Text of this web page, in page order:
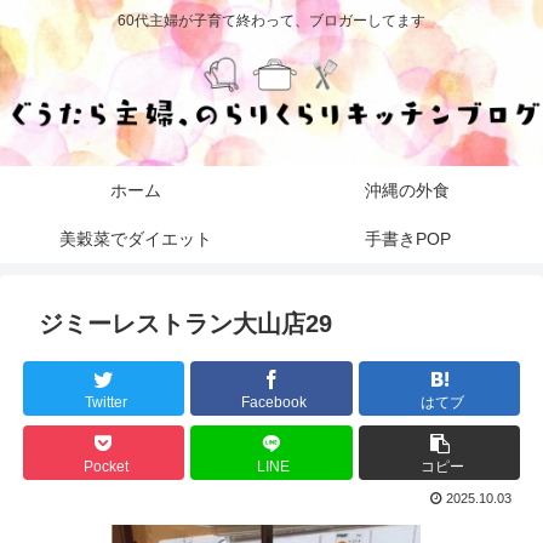
60代主婦が子育て終わって、ブロガーしてます
ホーム 沖縄の外食
美穀菜でダイエット 手書きPOP
ジミーレストラン大山店29
Twitter Facebook はてブ
Pocket LINE コピー
2025.10.03